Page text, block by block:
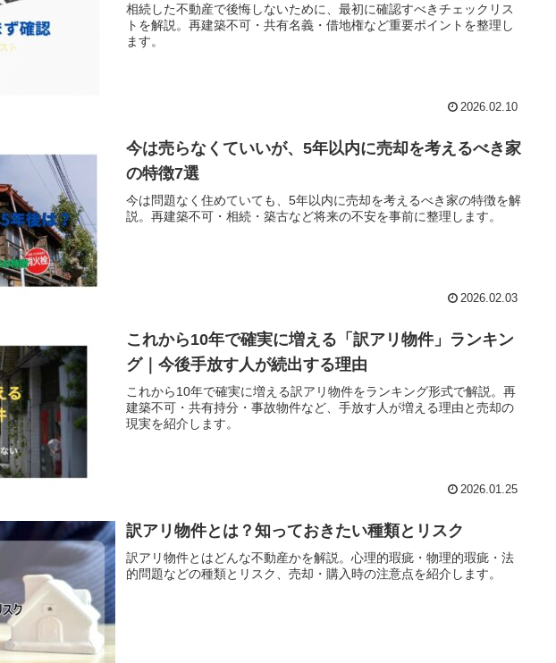
相続した不動産で後悔しないために、最初に確認すべきチェックリス
トを解説。再建築不可・共有名義・借地権など重要ポイントを整理し
ます。
2026.02.10
今は売らなくていいが、5年以内に売却を考えるべき家
の特徴7選
今は問題なく住めていても、5年以内に売却を考えるべき家の特徴を解
説。再建築不可・相続・築古など将来の不安を事前に整理します。
2026.02.03
これから10年で確実に増える「訳アリ物件」ランキン
グ｜今後手放す人が続出する理由
これから10年で確実に増える訳アリ物件をランキング形式で解説。再
建築不可・共有持分・事故物件など、手放す人が増える理由と売却の
現実を紹介します。
2026.01.25
訳アリ物件とは？知っておきたい種類とリスク
訳アリ物件とはどんな不動産かを解説。心理的瑕疵・物理的瑕疵・法
的問題などの種類とリスク、売却・購入時の注意点を紹介します。